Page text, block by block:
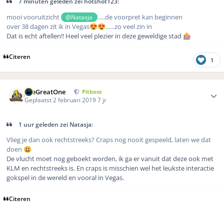
mooi vooruitzicht @Natasja
.....de voorpret kan beginnen
over 38 dagen zit ik in Vegas😍😍......zo veel zin in
Dat is echt aftellen!! Heel veel plezier in deze geweldige stad 🎰
Citeren 1
TheGreatOne Pitboss
Geplaatst2 februari 20197 jr
1 uur geleden zei Natasja:
Vlieg je dan ook rechtstreeks? Craps nog nooit gespeeld, laten we dat
doen 😃
De vlucht moet nog geboekt worden, ik ga er vanuit dat deze ook met
KLM en rechtstreeks is. En craps is misschien wel het leukste interactie
gokspel in de wereld en vooral in Vegas.
Citeren